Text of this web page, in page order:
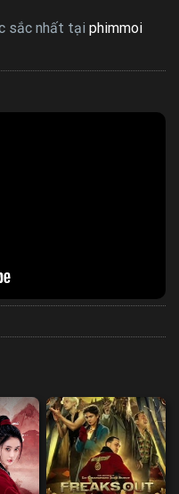
sắc nhất tại phimmoi